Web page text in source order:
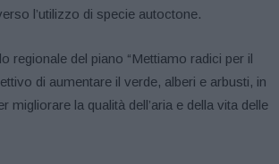
l’utilizzo di specie autoctone.
regionale del piano “Mettiamo radici per il
di aumentare il verde, alberi e arbusti, in
migliorare la qualità dell’aria e della vita delle